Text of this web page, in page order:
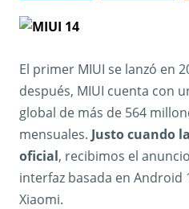
El primer MIUI se lanzó en
después, MIUI cuenta con
global de más de 564
mensuales. Justo cuando
oficial, recibimos el
interfaz basada en Android
Xiaomi.